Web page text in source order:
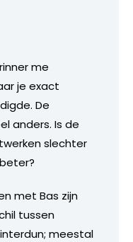
me
je exact
De
anders. Is de
slechter
met Bas zijn
tussen
meestal